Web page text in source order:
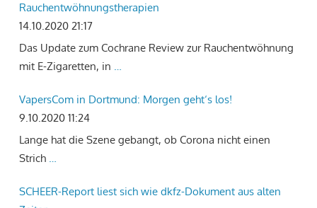
Rauchentwöhnungstherapien
14.10.2020 21:17
Das Update zum Cochrane Review zur Rauchentwöhnung
mit E-Zigaretten, in …
VapersCom in Dortmund: Morgen geht‘s los!
9.10.2020 11:24
Lange hat die Szene gebangt, ob Corona nicht einen
Strich …
SCHEER-Report liest sich wie dkfz-Dokument aus alten